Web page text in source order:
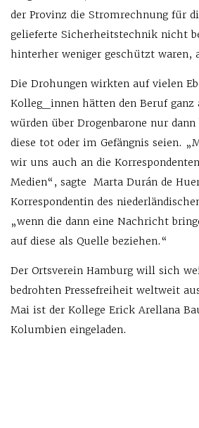
der Provinz die Stromrechnung für
gelieferte Sicherheitstechnik nicht
hinterher weniger geschützt waren,
Die Drohungen wirkten auf vielen
Kolleg_innen hätten den Beruf ganz
würden über Drogenbarone nur
diese tot oder im Gefängnis seien.
wir uns auch an die
Medien“, sagte Marta Durán de
Korrespondentin des
„wenn die dann eine Nachricht
auf diese als Quelle beziehen.“
Der Ortsverein Hamburg will sich
bedrohten Pressefreiheit weltweit
Mai ist der Kollege Erick Arellana
Kolumbien eingeladen.